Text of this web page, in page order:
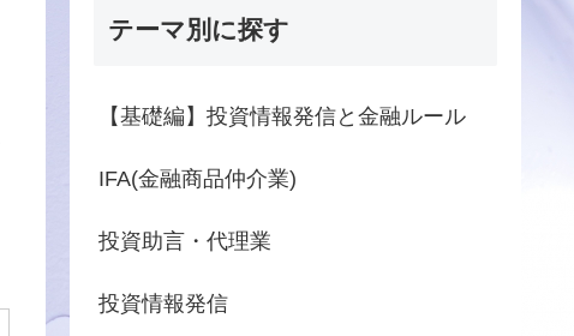
テーマ別に探す
【基礎編】投資情報発信と金融ルール
IFA(金融商品仲介業)
投資助言・代理業
投資情報発信